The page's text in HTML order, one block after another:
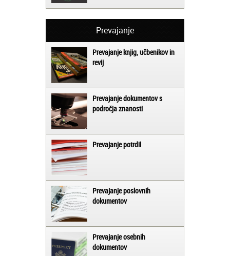
Prevajanje
Prevajanje knjig, učbenikov in
revij
Prevajanje dokumentov s
področja znanosti
Prevajanje potrdil
Prevajanje poslovnih
dokumentov
Prevajanje osebnih
dokumentov